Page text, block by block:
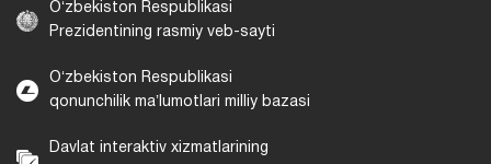
Oʻzbekiston Respublikasi
Prezidentining rasmiy veb-sayti
Oʻzbekiston Respublikasi
qonunchilik maʼlumotlari milliy bazasi
Davlat interaktiv xizmatlarining